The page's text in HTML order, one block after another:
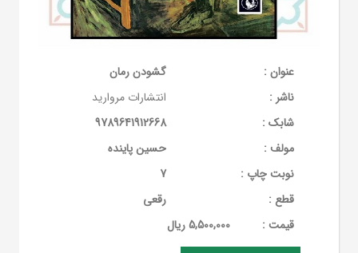
عنوان :
گشودن رمان
ناشر :
انتشارات مروارید
شابک :
9789641912668
مولف :
حسین پاینده
نوبت چاپ :
7
قطع :
رقعی
قيمت :
5,500,000 ریال